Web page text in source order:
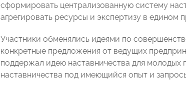
сформировать централизованную систему
агрегировать ресурсы и экспертизу в едином
Участники обменялись идеями по
конкретные предложения от ведущих
поддержал идею наставничества для
наставничества под имеющийся опыт и